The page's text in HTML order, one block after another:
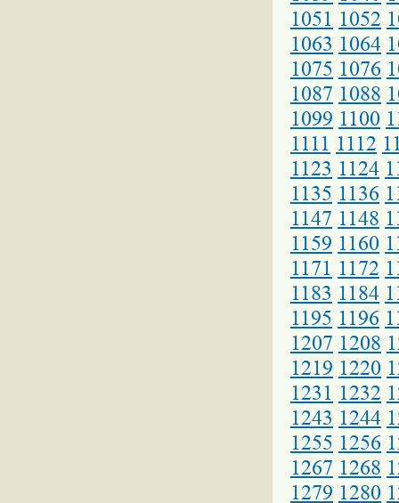
1051 1052
1063 1064
1075 1076
1087 1088
1099 1100
1111 1112
1123 1124
1135 1136
1147 1148
1159 1160
1171 1172
1183 1184
1195 1196
1207 1208
1219 1220
1231 1232
1243 1244
1255 1256
1267 1268
1279 1280